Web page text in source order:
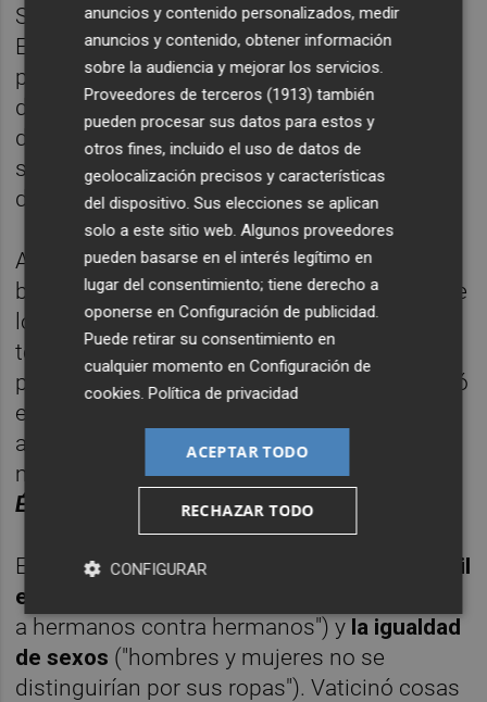
Señor", atreviéndose con la Autoridad
Eclesiástica, dice: "Dios que me creáis,
porque sus ministros no cumplen con su
deber", y causando en todos asombro y
desconcierto la transformación que en ella
se operaba, al expresarse con magnificas
dotes oradoras en los momentos del trance.
A sus misiones acudían campesinos,
bañistas del Balneario del pueblo, vecinos de
localidades cercanas algunos descalzos y
todos enfervorizados, formándose colas de
peregrinos, con tal entusiasmo que despertó
el fanatismo en las gentes y la atención y el
ataque de los medios de comunicación del
momento, como elPeriódico Nacional
Época
El Español…
Entre sus profecías se cuentan
la guerra civil
española
a hermanos contra hermanos") y la igualdad
de sexos ("hombres y mujeres no se
distinguirían por sus ropas"). Vaticinó cosas
anuncios y contenido personalizados, medir
anuncios y contenido, obtener información
sobre la audiencia y mejorar los servicios.
Proveedores de terceros (1913) también
pueden procesar sus datos para estos y
otros fines, incluido el uso de datos de
geolocalización precisos y características
del dispositivo. Sus elecciones se aplican
solo a este sitio web. Algunos proveedores
pueden basarse en el interés legítimo en
lugar del consentimiento; tiene derecho a
oponerse enConfiguración de publicidad.
Puede retirar su consentimiento en
cualquier momento enConfiguración de
cookies.Política de privacidad
ACEPTAR TODO
RECHAZAR TODO
CONFIGURAR